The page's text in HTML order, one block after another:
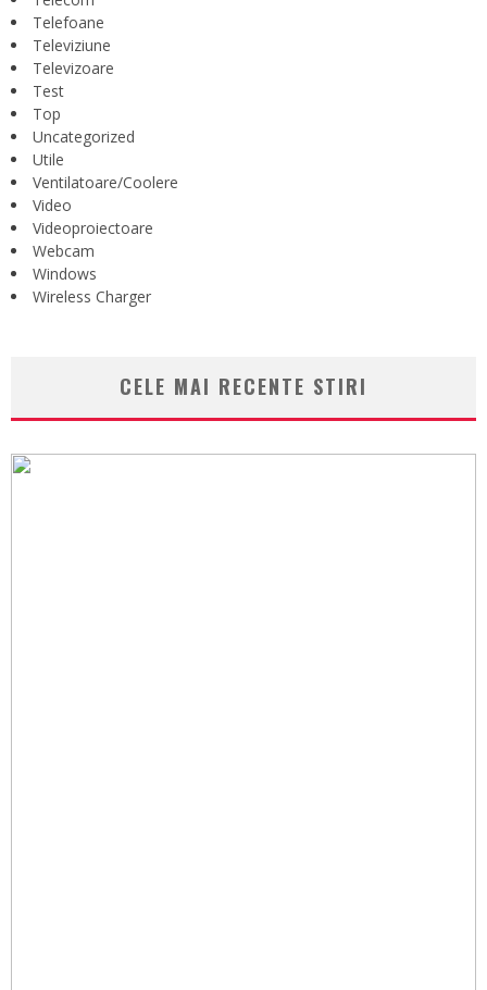
Telefoane
Televiziune
Televizoare
Test
Top
Uncategorized
Utile
Ventilatoare/Coolere
Video
Videoproiectoare
Webcam
Windows
Wireless Charger
CELE MAI RECENTE STIRI